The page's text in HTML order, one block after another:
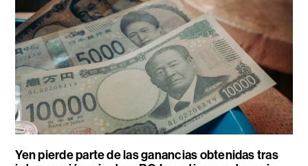
Yen pierde parte de las ganancias obtenidas tras